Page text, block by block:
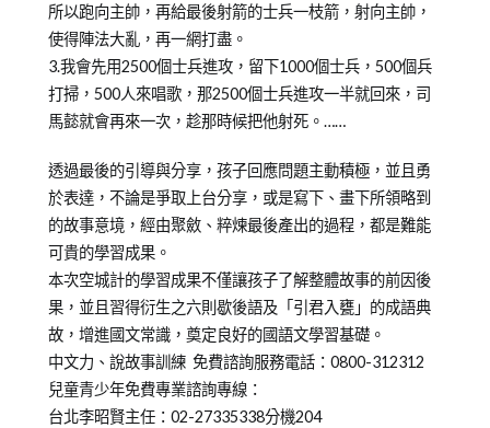
所以跑向主帥，再給最後射箭的士兵一枝箭，射向主帥，
使得陣法大亂，再一網打盡。
3.我會先用2500個士兵進攻，留下1000個士兵，500個兵
打掃，500人來唱歌，那2500個士兵進攻一半就回來，司
馬懿就會再來一次，趁那時候把他射死。……
透過最後的引導與分享，孩子回應問題主動積極，並且勇
於表達，不論是爭取上台分享，或是寫下、畫下所領略到
的故事意境，經由聚斂、粹煉最後產出的過程，都是難能
可貴的學習成果。
本次空城計的學習成果不僅讓孩子了解整體故事的前因後
果，並且習得衍生之六則歇後語及「引君入甕」的成語典
故，增進國文常識，奠定良好的國語文學習基礎。
中文力、說故事訓練 免費諮詢服務電話：0800-312312
兒童青少年免費專業諮詢專線：
台北李昭賢主任：02-27335338分機204